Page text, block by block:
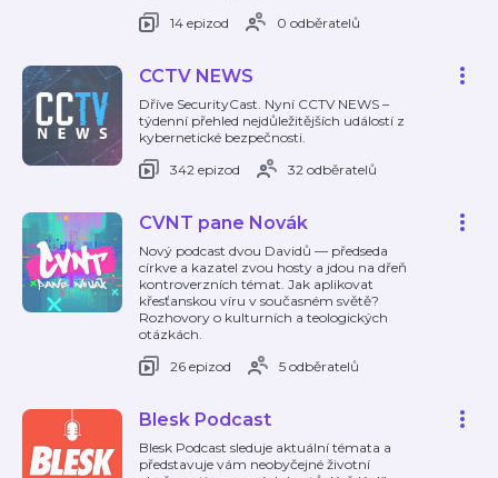
14 epizod
0 odběratelů
CCTV NEWS
Dříve SecurityCast. Nyní CCTV NEWS –
týdenní přehled nejdůležitějších událostí z
kybernetické bezpečnosti.
342 epizod
32 odběratelů
CVNT pane Novák
Nový podcast dvou Davidů — předseda
církve a kazatel zvou hosty a jdou na dřeň
kontroverzních témat. Jak aplikovat
křesťanskou víru v současném světě?
Rozhovory o kulturních a teologických
otázkách.
26 epizod
5 odběratelů
Blesk Podcast
Blesk Podcast sleduje aktuální témata a
představuje vám neobyčejné životní